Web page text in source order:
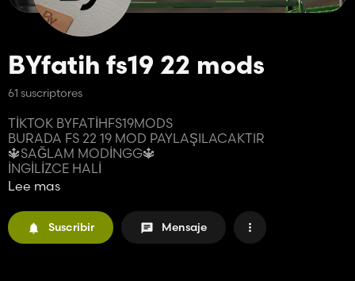
BYfatih fs19 22 mods
61 suscriptores
TİKTOK BYFATİHFS19MODS
BURADA FS 22 19 MOD PAYLAŞILACAKTIR
🔱SAĞLAM MODİNGG🔱
İNGİLİZCE HALİ
> TIKTOK BYFATİHFS19MODS
🔱SOLID MODING🔱
Lee mas
Suscribir Mensaje